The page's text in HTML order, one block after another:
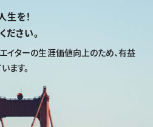
生を！
ださい。
イターの生涯価値向上のため、有益
ます。